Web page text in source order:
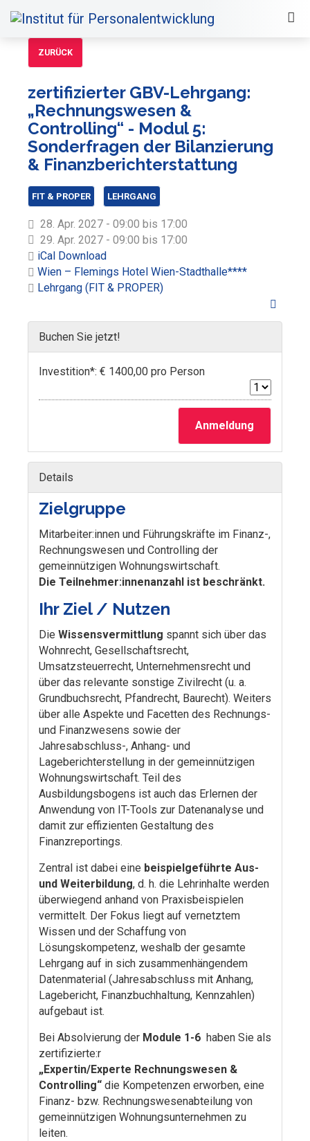
ZURÜCK
zertifizierter GBV-Lehrgang:
„Rechnungswesen &
Controlling“ - Modul 5:
Sonderfragen der Bilanzierung
& Finanzberichterstattung
FIT & PROPER LEHRGANG
28. Apr. 2027 - 09:00 bis 17:00
29. Apr. 2027 - 09:00 bis 17:00
iCal Download
Wien – Flemings Hotel Wien-Stadthalle****
Lehrgang (FIT & PROPER)
Buchen Sie jetzt!
Investition*: € 1400,00 pro Person
Anmeldung
Details
Zielgruppe
Mitarbeiter:innen und Führungskräfte im Finanz-,
Rechnungswesen und Controlling der
gemeinnützigen Wohnungswirtschaft.
Die Teilnehmer:innenanzahl ist beschränkt.
Ihr Ziel / Nutzen
Die Wissensvermittlung spannt sich über das
Wohnrecht, Gesellschaftsrecht,
Umsatzsteuerrecht, Unternehmensrecht und
über das relevante sonstige Zivilrecht (u. a.
Grundbuchsrecht, Pfandrecht, Baurecht). Weiters
über alle Aspekte und Facetten des Rechnungs-
und Finanzwesens sowie der
Jahresabschluss-, Anhang- und
Lageberichterstellung in der gemeinnützigen
Wohnungswirtschaft. Teil des
Ausbildungsbogens ist auch das Erlernen der
Anwendung von IT-Tools zur Datenanalyse und
damit zur effizienten Gestaltung des
Finanzreportings.
Zentral ist dabei eine beispielgeführte Aus-
und Weiterbildung, d. h. die Lehrinhalte werden
überwiegend anhand von Praxisbeispielen
vermittelt. Der Fokus liegt auf vernetztem
Wissen und der Schaffung von
Lösungskompetenz, weshalb der gesamte
Lehrgang auf in sich zusammenhängendem
Datenmaterial (Jahresabschluss mit Anhang,
Lagebericht, Finanzbuchhaltung, Kennzahlen)
aufgebaut ist.
Bei Absolvierung der Module 1-6 haben Sie als
zertifizierte:r
„Expertin/Experte Rechnungswesen &
Controlling“ die Kompetenzen erworben, eine
Finanz- bzw. Rechnungswesenabteilung von
gemeinnützigen Wohnungsunternehmen zu
leiten.